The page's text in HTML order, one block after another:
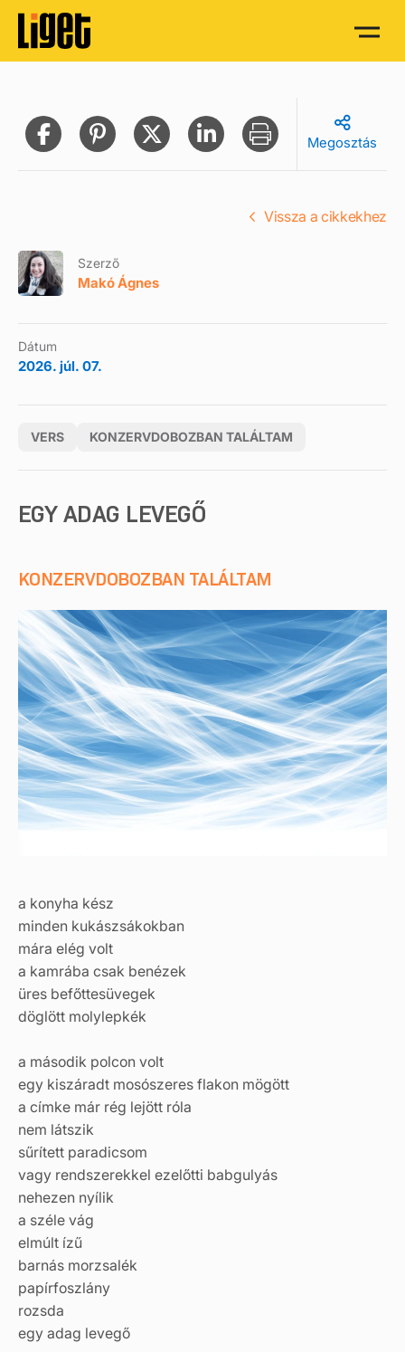
Megosztás
Szerző
Makó Ágnes
Dátum
2026. júl. 07.
VERS KONZERVDOBOZBAN TALÁLTAM
Vissza a cikkekhez
EGY ADAG LEVEGŐ
KONZERVDOBOZBAN TALÁLTAM
a konyha kész
minden kukászsákokban
mára elég volt
a kamrába csak benézek
üres befőttesüvegek
döglött molylepkék
a második polcon volt
egy kiszáradt mosószeres flakon mögött
a címke már rég lejött róla
nem látszik
sűrített paradicsom
vagy rendszerekkel ezelőtti babgulyás
nehezen nyílik
a széle vág
elmúlt ízű
barnás morzsalék
papírfoszlány
rozsda
egy adag levegő